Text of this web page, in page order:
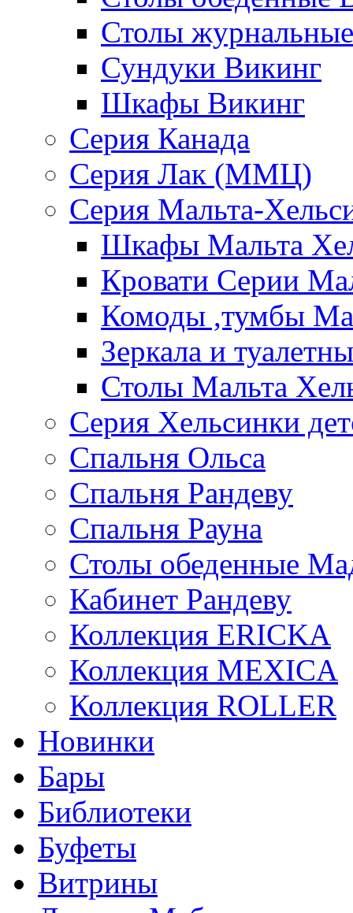
Столы
Сундуки Викинг
Шкафы Викинг
Серия Канада
Серия Лак (ММЦ)
Серия Мальта-
Шкафы Мальта
Кровати Серии
Комоды ,тумбы
Зеркала и
Столы Мальта
Серия Хельсинки
Спальня Ольса
Спальня Рандеву
Спальня Рауна
Столы обеденные
Кабинет Рандеву
Коллекция ERICKA
Коллекция MEXICA
Коллекция ROLLER
Новинки
Бары
Библиотеки
Буфеты
Витрины